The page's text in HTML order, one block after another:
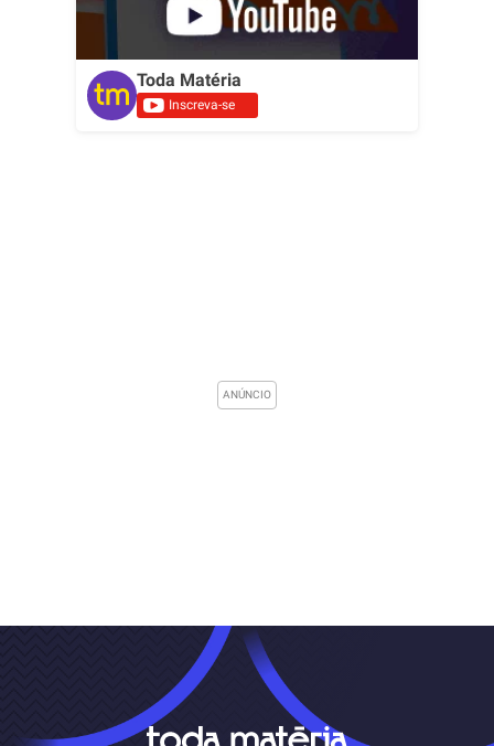
Toda Matéria
Inscreva-se